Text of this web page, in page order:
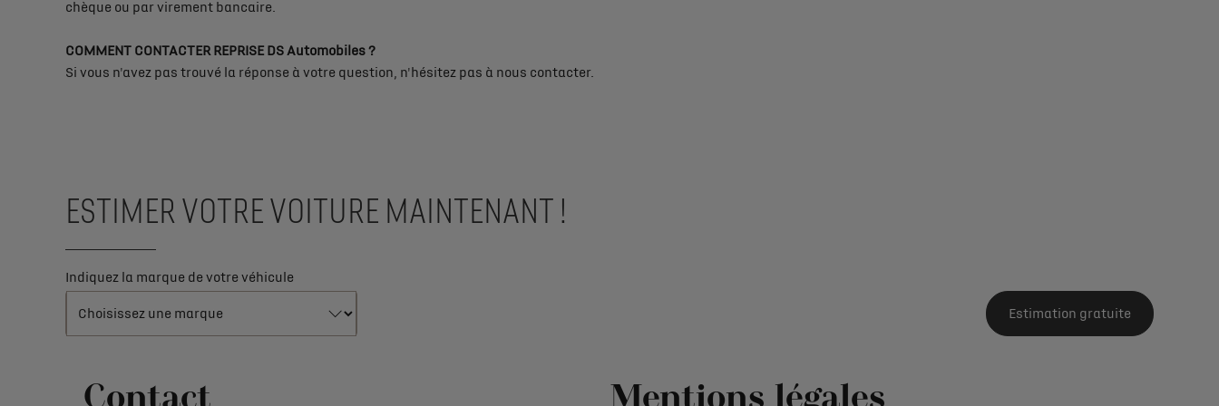
chèque ou par virement bancaire.
COMMENT CONTACTER REPRISE DS Automobiles ?
Si vous n'avez pas trouvé la réponse à votre question, n'hésitez pas à nous contacter.
ESTIMER VOTRE VOITURE MAINTENANT !
Indiquez la marque de votre véhicule
Estimation gratuite
Contact Mentions légales